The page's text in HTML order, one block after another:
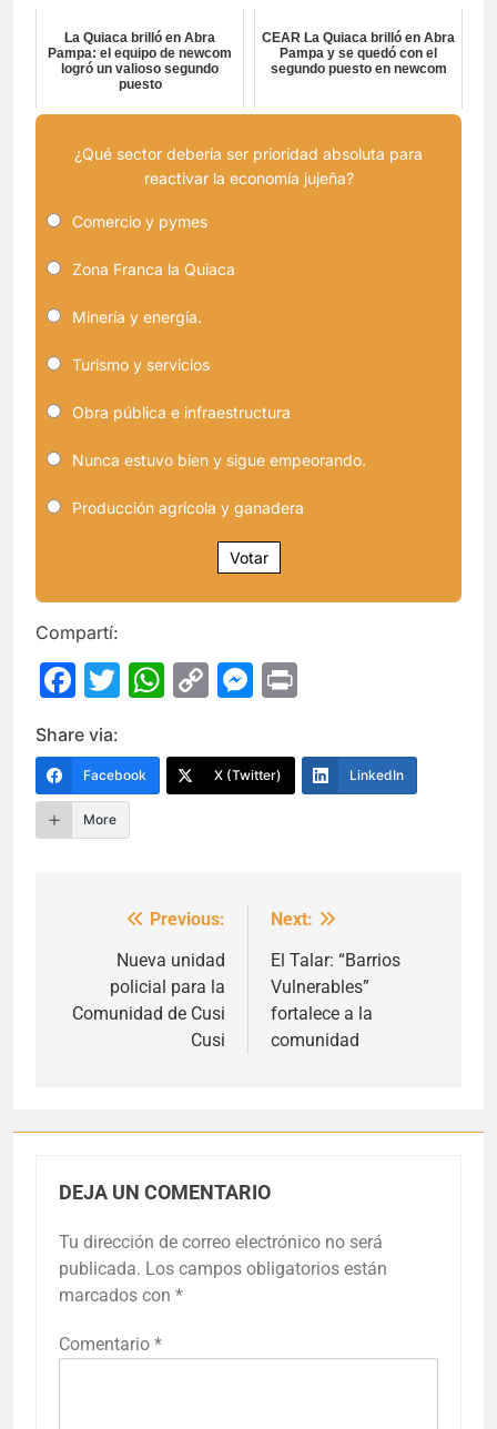
La Quiaca brilló en Abra
Pampa: el equipo de newcom
logró un valioso segundo
puesto
CEAR La Quiaca brilló en Abra
Pampa y se quedó con el
segundo puesto en newcom
¿Qué sector debería ser prioridad absoluta para
reactivar la economía jujeña?
Comercio y pymes
Zona Franca la Quiaca
Minería y energía.
Turismo y servicios
Obra pública e infraestructura
Nunca estuvo bien y sigue empeorando.
Producción agrícola y ganadera
Votar
Compartí:
Facebook
Twitter
WhatsApp
CopyMessenger
Share via:
Facebook X (Twitter) LinkedIn
More
Navegación
entradas
Previous:
Nueva unidad
policial para la
Comunidad de Cusi
Cusi
Next:
El Talar: “Barrios
Vulnerables”
fortalece a la
comunidad
DEJA UN COMENTARIO
Tu dirección de correo electrónico no será
publicada. Los campos obligatorios están
marcados con *
Comentario *